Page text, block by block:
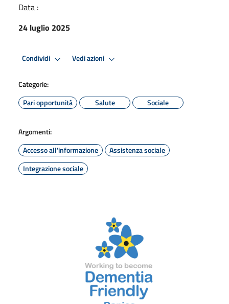
Data :
24 luglio 2025
Condividi Vedi azioni
Categorie:
Pari opportunità
Salute Sociale
Argomenti:
Accesso all'informazione
Assistenza sociale
Integrazione sociale